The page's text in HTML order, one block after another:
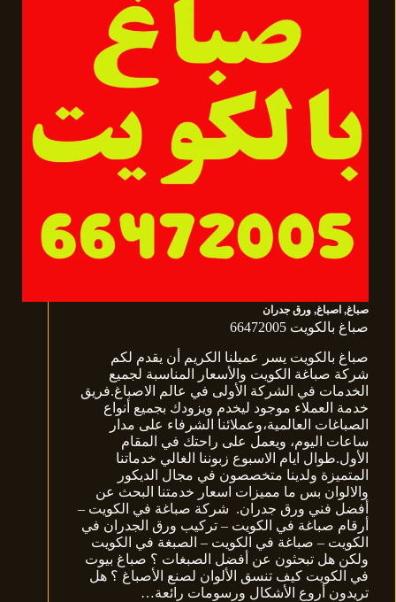
صباغ, اصباغ, ورق جدران
صباغ بالكويت 66472005
صباغ بالكويت يسر عميلنا الكريم أن يقدم لكم
شركة صباغة الكويت والأسعار المناسبة لجميع
الخدمات في الشركة الأولى في عالم الاصباغ.فريق
خدمة العملاء موجود ليخدم ويزودك بجميع أنواع
الصباغات العالمية،وعملائنا الشرفاء على مدار
ساعات اليوم، ويعمل على راحتك في المقام
الأول.طوال ايام الاسبوع زبوننا الغالي خدماتنا
المتميزة ولدينا متخصصون في مجال الديكور
والالوان بس ما مميزات اسعار خدمتنا البحث عن
أفضل فني ورق جدران. شركة صباغة في الكويت –
أرقام صباغة في الكويت – تركيب ورق الجدران في
الكويت – صباغة في الكويت – الصبغة في الكويت
ولكن هل تبحثون عن أفضل الصبغات ؟ صباغ بيوت
في الكويت كيف تنسق الألوان لصنع الأصباغ ؟ هل
تريدون أروع الأشكال ورسومات رائعة…